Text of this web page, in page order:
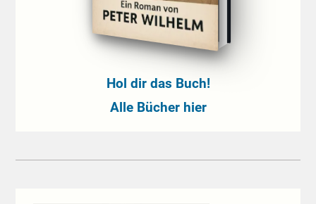
Hol dir das Buch!
Alle Bücher hier